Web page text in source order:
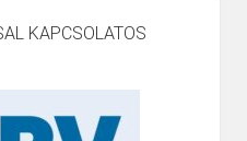
KAPCSOLATOS